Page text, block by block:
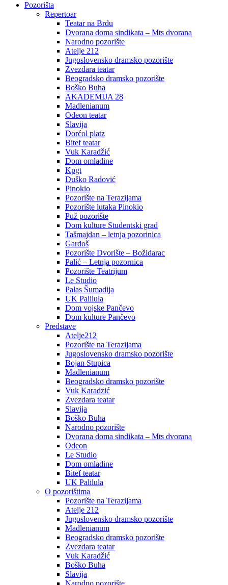
Pozorišta
Repertoar
Teatar na Brdu
Dvorana doma sindikata – Mts dvorana
Narodno pozorište
Atelje 212
Jugoslovensko dramsko pozorište
Zvezdara teatar
Beogradsko dramsko pozorište
Boško Buha
AKADEMIJA 28
Madlenianum
Odeon teatar
Slavija
Dorćol platz
Bitef teatar
Vuk Karadžić
Dom omladine
Kpgt
Duško Radović
Pinokio
Pozorište na Terazijama
Pozorište lutaka Pinokio
Puž pozorište
Dom kulture Studentski grad
Tašmajdan – letnja pozorinica
Gardoš
Pozorište Dvorište – Božidarac
Palić – Letnja pozornica
Pozorište Teatrijum
Le Studio
Palas Šumadija
UK Palilula
Dom vojske Pančevo
Dom kulture Pančevo
Predstave
Atelje212
Pozorište na Terazijama
Jugoslovensko dramsko pozorište
Bojan Stupica
Madlenianum
Beogradsko dramsko pozorište
Vuk Karadzić
Zvezdara teatar
Slavija
Boško Buha
Narodno pozorište
Dvorana doma sindikata – Mts dvorana
Odeon
Le Studio
Dom omladine
Bitef teatar
UK Palilula
O pozorištima
Pozorište na Terazijama
Atelje 212
Jugoslovensko dramsko pozorište
Madlenianum
Beogradsko dramsko pozorište
Zvezdara teatar
Vuk Karadžić
Boško Buha
Slavija
Narodno pozorište